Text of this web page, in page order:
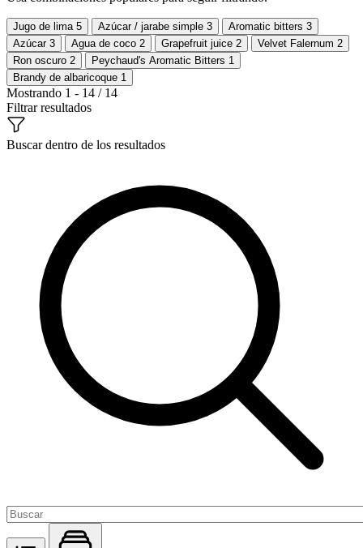
Jugo de lima 5 Azúcar / jarabe simple 3 Aromatic bitters 3
Azúcar 3 Agua de coco 2 Grapefruit juice 2 Velvet Falernum 2
Ron oscuro 2 Peychaud's Aromatic Bitters 1
Brandy de albaricoque 1
Mostrando 1 - 14 / 14
Filtrar resultados
Buscar dentro de los resultados